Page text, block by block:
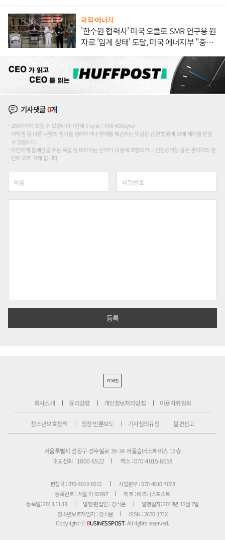
화학·에너지
'한수원 협력사' 미국 오클로 SMR 연구용 원
자로 '임계 상태' 도달, 미국 에너지부 "중요
기사댓글0개
200자까지 쓰실 수 있습니다. (현재 0 byte / 최대 400byte)
저작권 등 다른 사람의 권리를 침해하거나 명예를 훼손하는 댓글은 관련 법률에 의해 제재를 받을
수 있습니다.
타인에게 불쾌감을 주는 욕설 등 비하하는 단어가 내용에 포함되거나 인신공격성 글은 관리자의 판
단에 의해 삭제 합니다.
PC버전
회사소개 윤리강령 개인정보처리방침 이용자위원회
청소년보호정책 정정·반론보도 기사심의규정 불편신고
서울특별시 성동구 성수일로 39-34 서울숲더스페이스 12층
대표전화 : 1800-6522
팩스 : 070-4015-8658
편집국 : 070-4010-8512
사업본부 : 070-4010-7078
등록번호 : 서울 아 02897
제호 : 비즈니스포스트
등록일: 2013.11.13
발행·편집인 : 강석운
발행일자: 2013년 12월 2일
청소년보호책임자 : 강석운
ISSN : 2636-171X
Copyright ⓒBUSINESSPOST. All rights reserved.